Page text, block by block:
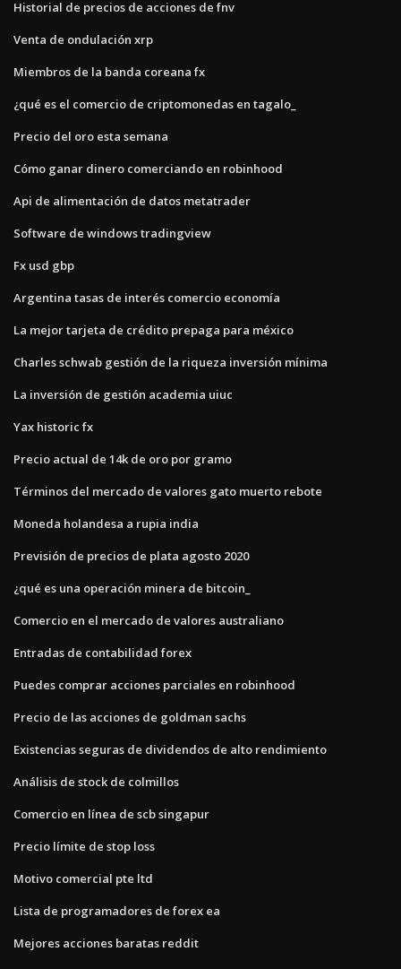
Historial de precios de acciones de fnv
Venta de ondulación xrp
Miembros de la banda coreana fx
¿qué es el comercio de criptomonedas en tagalo_
Precio del oro esta semana
Cómo ganar dinero comerciando en robinhood
Api de alimentación de datos metatrader
Software de windows tradingview
Fx usd gbp
Argentina tasas de interés comercio economía
La mejor tarjeta de crédito prepaga para méxico
Charles schwab gestión de la riqueza inversión mínima
La inversión de gestión academia uiuc
Yax historic fx
Precio actual de 14k de oro por gramo
Términos del mercado de valores gato muerto rebote
Moneda holandesa a rupia india
Previsión de precios de plata agosto 2020
¿qué es una operación minera de bitcoin_
Comercio en el mercado de valores australiano
Entradas de contabilidad forex
Puedes comprar acciones parciales en robinhood
Precio de las acciones de goldman sachs
Existencias seguras de dividendos de alto rendimiento
Análisis de stock de colmillos
Comercio en línea de scb singapur
Precio límite de stop loss
Motivo comercial pte ltd
Lista de programadores de forex ea
Mejores acciones baratas reddit